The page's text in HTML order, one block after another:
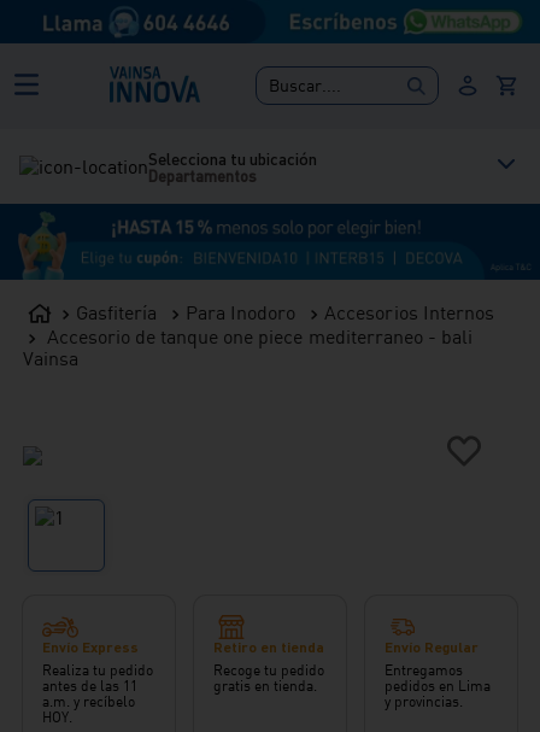
Buscar....
Selecciona tu ubicación
Departamentos
Gasfitería Para Inodoro
Accesorios Internos
Accesorio de tanque one piece mediterraneo - bali
Vainsa
Envío Express
Realiza tu pedido
antes de las 11
a.m. y recíbelo
HOY.
Retiro en tienda
Recoge tu pedido
gratis en tienda.
Envío Regular
Entregamos
pedidos en Lima
y provincias.